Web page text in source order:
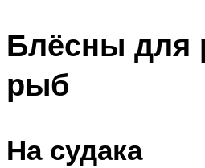
Блёсны для
рыб
На судака